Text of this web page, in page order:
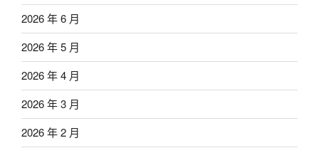
2026 年 6 月
2026 年 5 月
2026 年 4 月
2026 年 3 月
2026 年 2 月